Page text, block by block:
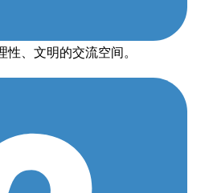
性、文明的交流空间。